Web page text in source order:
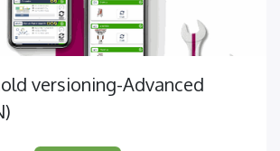
versioning-Advanced